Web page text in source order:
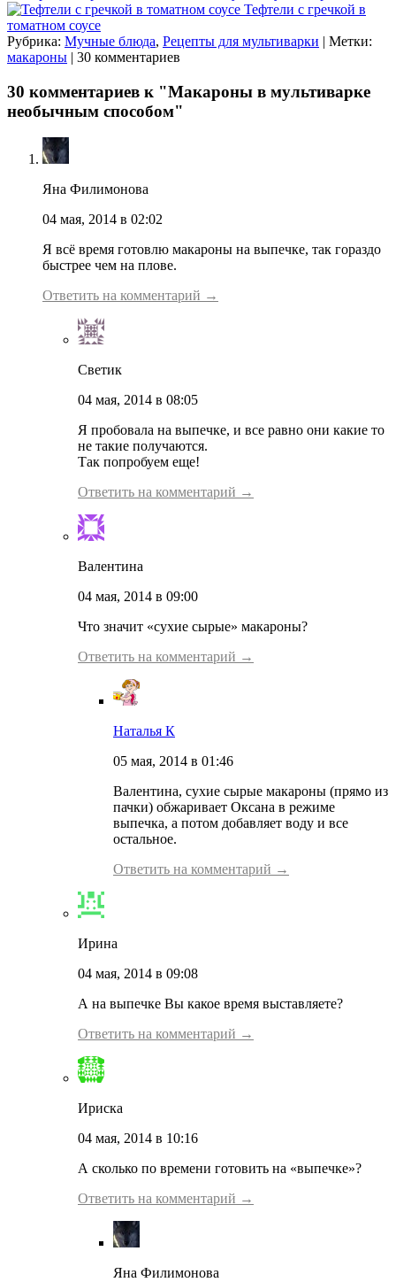
Тефтели с гречкой в
томатном соусе
Рубрика: Мучные блюда, Рецепты для мультиварки | Метки:
макароны | 30 комментариев
30 комментариев к "Макароны в мультиварке
необычным способом"
Яна Филимонова
04 мая, 2014 в 02:02
Я всё время готовлю макароны на выпечке, так гораздо
быстрее чем на плове.
Ответить на комментарий →
Светик
04 мая, 2014 в 08:05
Я пробовала на выпечке, и все равно они какие то
не такие получаются.
Так попробуем еще!
Ответить на комментарий →
Валентина
04 мая, 2014 в 09:00
Что значит «сухие сырые» макароны?
Ответить на комментарий →
Наталья К
05 мая, 2014 в 01:46
Валентина, сухие сырые макароны (прямо из
пачки) обжаривает Оксана в режиме
выпечка, а потом добавляет воду и все
остальное.
Ответить на комментарий →
Ирина
04 мая, 2014 в 09:08
А на выпечке Вы какое время выставляете?
Ответить на комментарий →
Ириска
04 мая, 2014 в 10:16
А сколько по времени готовить на «выпечке»?
Ответить на комментарий →
Яна Филимонова